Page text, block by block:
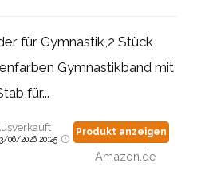
für Gymnastik,2 Stück
Gymnastikband mit
06/2026 20:25
Produkt anzeigen
Amazon.de